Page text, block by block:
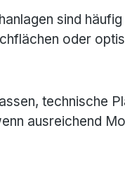
sind
oder
technische
ausreichend